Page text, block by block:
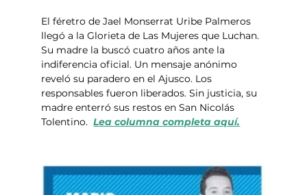
El féretro de Jael Monserrat Uribe Palmeros
llegó a la Glorieta de Las Mujeres que Luchan.
Su madre la buscó cuatro años ante la
indiferencia oficial. Un mensaje anónimo
reveló su paradero en el Ajusco. Los
responsables fueron liberados. Sin justicia, su
madre enterró sus restos en San Nicolás
Tolentino. Lea columna completa aquí.